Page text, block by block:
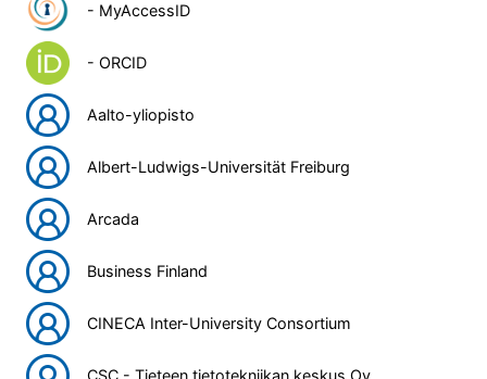
- MyAccessID
- ORCID
Aalto-yliopisto
Albert-Ludwigs-Universität Freiburg
Arcada
Business Finland
CINECA Inter-University Consortium
CSC - Tieteen tietotekniikan keskus Oy